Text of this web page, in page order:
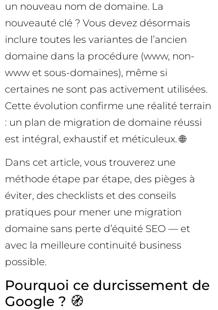
un nouveau nom de domaine. La
nouveauté clé ? Vous devez désormais
inclure toutes les variantes de l’ancien
domaine dans la procédure (www, non-
www et sous-domaines), même si
certaines ne sont pas activement utilisées.
Cette évolution confirme une réalité terrain
: un plan de migration de domaine réussi
est intégral, exhaustif et méticuleux. 🌐
Dans cet article, vous trouverez une
méthode étape par étape, des pièges à
éviter, des checklists et des conseils
pratiques pour mener une migration
domaine sans perte d’équité SEO — et
avec la meilleure continuité business
possible.
Pourquoi ce durcissement de
Google ? 🧭